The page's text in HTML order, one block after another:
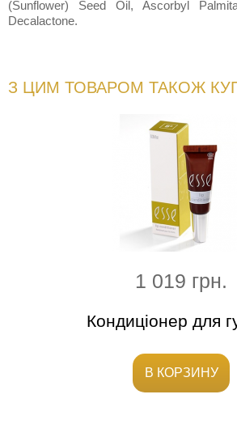
(Sunflower) Seed Oil, Ascorbyl
Decalactone.
З ЦИМ ТОВАРОМ ТАКОЖ
1 019 грн.
Кондиціонер для
В КОРЗИНУ